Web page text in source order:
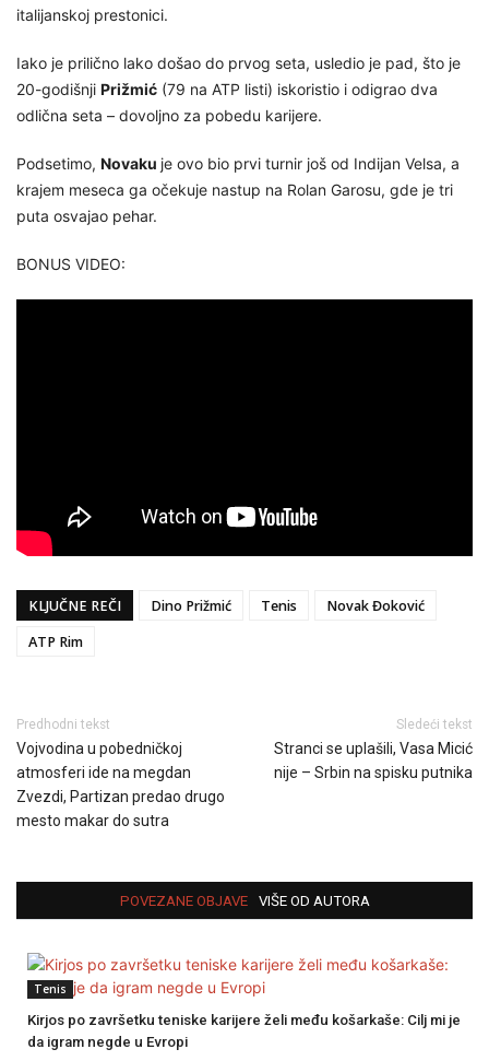
italijanskoj prestonici.
Iako je prilično lako došao do prvog seta, usledio je pad, što je
20-godišnji Prižmić (79 na ATP listi) iskoristio i odigrao dva
odlična seta – dovoljno za pobedu karijere.
Podsetimo, Novaku je ovo bio prvi turnir još od Indijan Velsa, a
krajem meseca ga očekuje nastup na Rolan Garosu, gde je tri
puta osvajao pehar.
BONUS VIDEO:
KLJUČNE REČI Dino Prižmić Tenis
Novak Đoković
ATP Rim
Predhodni tekst
Vojvodina u pobedničkoj
atmosferi ide na megdan
Zvezdi, Partizan predao drugo
mesto makar do sutra
Sledeći tekst
Stranci se uplašili, Vasa Micić
nije – Srbin na spisku putnika
POVEZANE OBJAVE VIŠE OD AUTORA
Tenis
Kirjos po završetku teniske karijere želi među košarkaše: Cilj mi je
da igram negde u Evropi